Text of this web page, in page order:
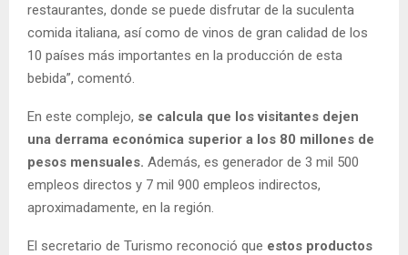
restaurantes, donde se puede disfrutar de la suculenta
comida italiana, así como de vinos de gran calidad de los
10 países más importantes en la producción de esta
bebida”, comentó.
En este complejo, se calcula que los visitantes dejen
una derrama económica superior a los 80 millones de
pesos mensuales. Además, es generador de 3 mil 500
empleos directos y 7 mil 900 empleos indirectos,
aproximadamente, en la región.
El secretario de Turismo reconoció que estos productos